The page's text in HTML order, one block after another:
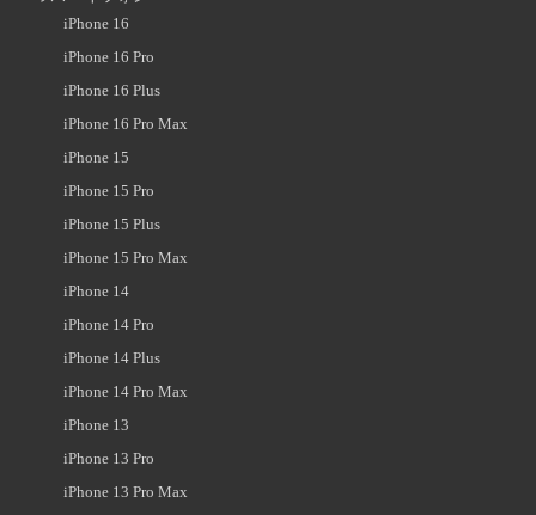
iPhone 16
iPhone 16 Pro
iPhone 16 Plus
iPhone 16 Pro Max
iPhone 15
iPhone 15 Pro
iPhone 15 Plus
iPhone 15 Pro Max
iPhone 14
iPhone 14 Pro
iPhone 14 Plus
iPhone 14 Pro Max
iPhone 13
iPhone 13 Pro
iPhone 13 Pro Max